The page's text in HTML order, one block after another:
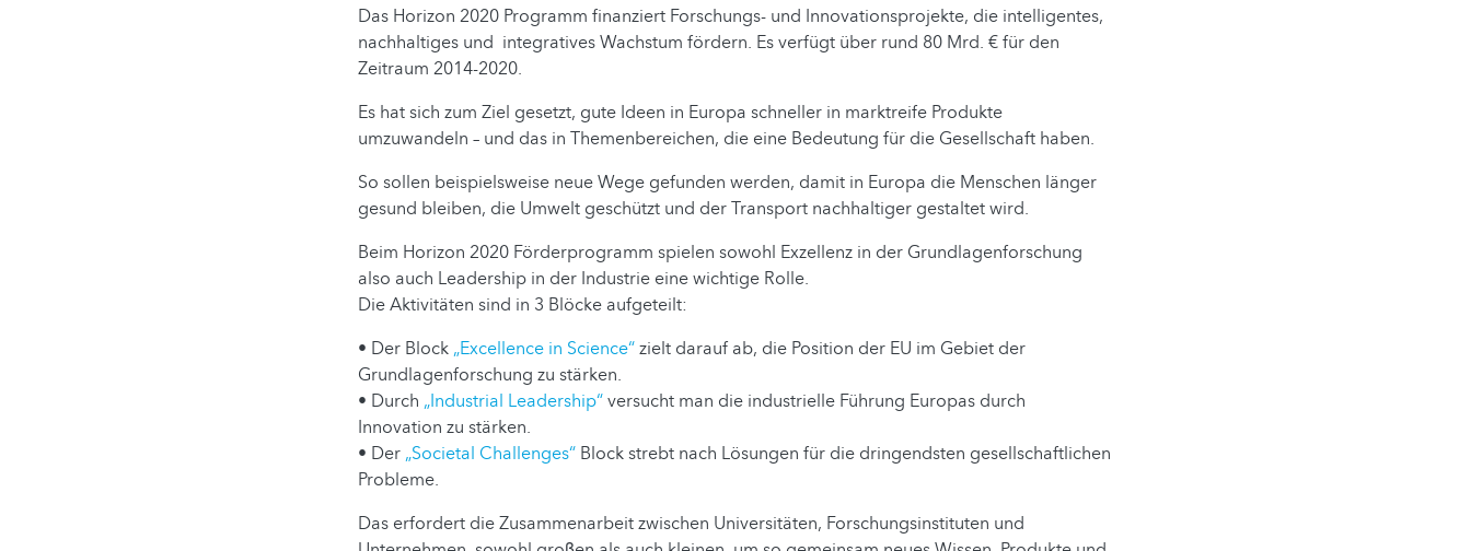
Das Horizon 2020 Programm finanziert Forschungs- und Innovationsprojekte, die intelligentes,
nachhaltiges und integratives Wachstum fördern. Es verfügt über rund 80 Mrd. € für den
Zeitraum 2014-2020.
Es hat sich zum Ziel gesetzt, gute Ideen in Europa schneller in marktreife Produkte
umzuwandeln – und das in Themenbereichen, die eine Bedeutung für die Gesellschaft haben.
So sollen beispielsweise neue Wege gefunden werden, damit in Europa die Menschen länger
gesund bleiben, die Umwelt geschützt und der Transport nachhaltiger gestaltet wird.
Beim Horizon 2020 Förderprogramm spielen sowohl Exzellenz in der Grundlagenforschung
also auch Leadership in der Industrie eine wichtige Rolle.
Die Aktivitäten sind in 3 Blöcke aufgeteilt:
• Der Block„Excellence in Science“zielt darauf ab, die Position der EU im Gebiet der
Grundlagenforschung zu stärken.
• Durch „Industrial Leadership“versucht man die industrielle Führung Europas durch
Innovation zu stärken.
• Der„Societal Challenges“ Block strebt nach Lösungen für die dringendsten gesellschaftlichen
Probleme.
Das erfordert die Zusammenarbeit zwischen Universitäten, Forschungsinstituten und